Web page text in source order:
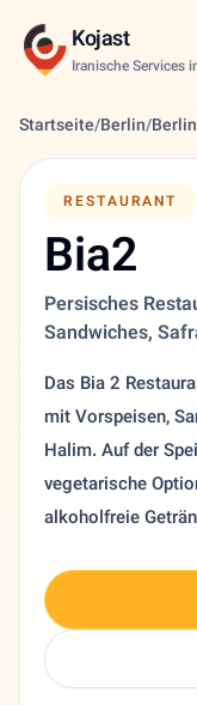
Kojast
Iranische Services
Startseite/Berlin/Berlin
RESTAURANT
Bia2
Persisches
Sandwiches,
Das Bia 2
mit Vorspeisen,
Halim. Auf der
vegetarische
alkoholfreie